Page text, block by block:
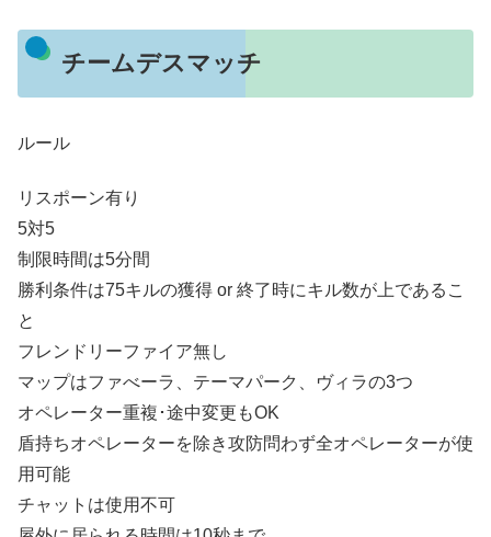
チームデスマッチ
ルール
リスポーン有り
5対5
制限時間は5分間
勝利条件は75キルの獲得 or 終了時にキル数が上であるこ
と
フレンドリーファイア無し
マップはファべーラ、テーマパーク、ヴィラの3つ
オペレーター重複･途中変更もOK
盾持ちオペレーターを除き攻防問わず全オペレーターが使
用可能
チャットは使用不可